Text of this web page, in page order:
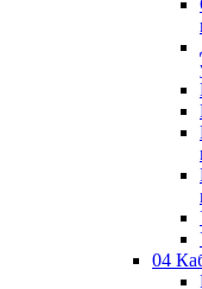
04